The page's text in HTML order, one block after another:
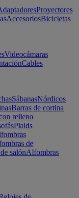
Proyectores
AccesoriosBicicletas
Videocámaras
Cables
SábanasNórdicos
Barras de cortina
relleno
Plaids
de
salónAlfombras